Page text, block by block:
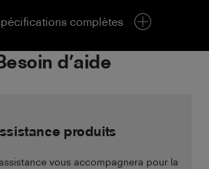
complètes
d’aide
produits
vous accompagnera pour la